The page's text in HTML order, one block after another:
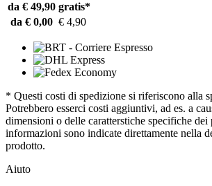
da € 49,90 gratis*
da € 0,00 € 4,90
* Questi costi di spedizione si riferiscono alla
Potrebbero esserci costi aggiuntivi, ad es. a
dimensioni o delle caratterstiche specifiche dei
informazioni sono indicate direttamente nella
prodotto.
Aiuto